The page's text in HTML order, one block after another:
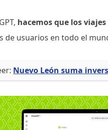
hacemos que los
de usuarios en todo el
Nuevo León suma